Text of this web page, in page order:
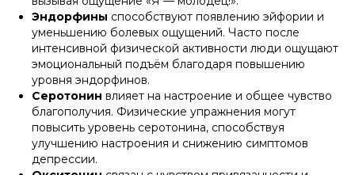
Эндорфины способствуют появлению эйфории и
уменьшению болевых ощущений. Часто после
интенсивной физической активности люди ощущают
эмоциональный подъём благодаря повышению
уровня эндорфинов.
Серотонин влияет на настроение и общее чувство
благополучия. Физические упражнения могут
повысить уровень серотонина, способствуя
улучшению настроения и снижению симптомов
депрессии.